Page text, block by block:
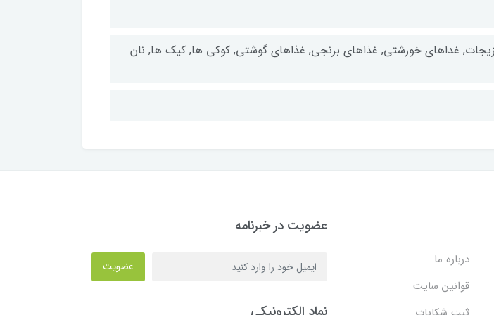
غداهای خورشتی, غذاهای برنجی, غذاهای گوشتی, کوکی ها, کیک ها, نان
درباره ما
قوانین سایت
عضویت در خبرنامه
عضویت